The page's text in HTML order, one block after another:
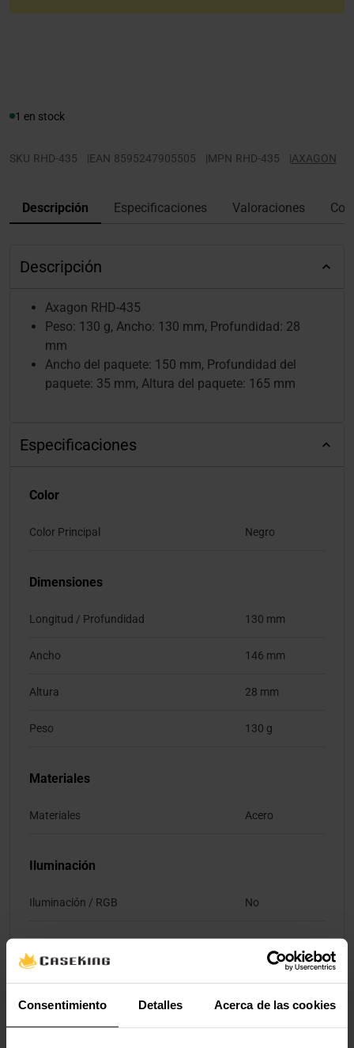
Consentimiento Detalles Acerca de las cookies
1 en stock
SKU RHD-435 |EAN 8595247905505 |MPN RHD-435 |AXAGON
Descripción Especificaciones Valoraciones
Descripción
Axagon RHD-435
Peso: 130 g, Ancho: 130 mm, Profundidad: 28
mm
Ancho del paquete: 150 mm, Profundidad del
paquete: 35 mm, Altura del paquete: 165 mm
Especificaciones
Color
Color Principal Negro
Dimensiones
Longitud / Profundidad 130 mm
Ancho 146 mm
Altura 28 mm
Peso 130 g
Materiales
Materiales Acero
Iluminación
Iluminación / RGB No
Valoraciones